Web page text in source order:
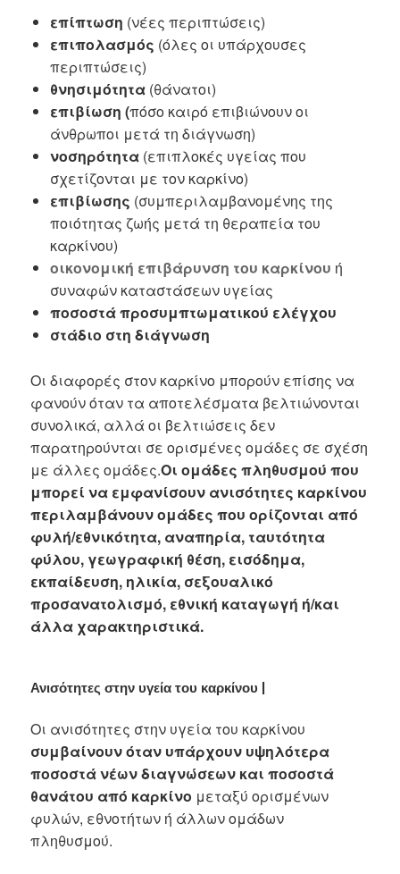
επίπτωση (νέες περιπτώσεις)
επιπολασμός (όλες οι υπάρχουσες
περιπτώσεις)
θνησιμότητα(θάνατοι)
επιβίωση (πόσο καιρό επιβιώνουν οι
άνθρωποι μετά τη διάγνωση)
νοσηρότητα(επιπλοκές υγείας που
σχετίζονται με τον καρκίνο)
επιβίωσης (συμπεριλαμβανομένης της
ποιότητας ζωής μετά τη θεραπεία του
καρκίνου)
οικονομική επιβάρυνση του καρκίνου ή
συναφών καταστάσεων υγείας
ποσοστά προσυμπτωματικού ελέγχου
στάδιο στη διάγνωση
Οι διαφορές στον καρκίνο μπορούν επίσης να
φανούν όταν τα αποτελέσματα βελτιώνονται
συνολικά, αλλά οι βελτιώσεις δεν
παρατηρούνται σε ορισμένες ομάδες σε σχέση
με άλλες ομάδες.Οι ομάδες πληθυσμού που
μπορεί να εμφανίσουν ανισότητες καρκίνου
περιλαμβάνουν ομάδες που ορίζονται από
φυλή/εθνικότητα, αναπηρία, ταυτότητα
φύλου, γεωγραφική θέση, εισόδημα,
εκπαίδευση, ηλικία, σεξουαλικό
προσανατολισμό, εθνική καταγωγή ή/και
άλλα χαρακτηριστικά.
Ανισότητες στην υγεία του καρκίνου |
Οι ανισότητες στην υγεία του καρκίνου
συμβαίνουν όταν υπάρχουν υψηλότερα
ποσοστά νέων διαγνώσεων και ποσοστά
θανάτου από καρκίνο μεταξύ ορισμένων
φυλών, εθνοτήτων ή άλλων ομάδων
πληθυσμού.